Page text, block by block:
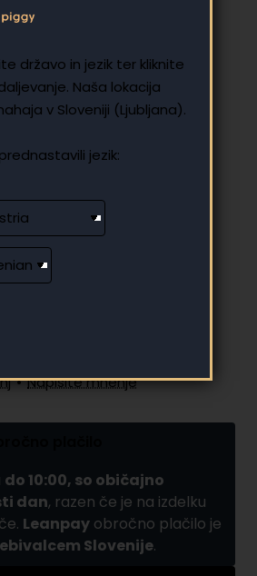
državo in jezik ter kliknite
Naša lokacija
v Sloveniji (Ljubljana).
jezik:
plačilo
obrok
do 10:00, so običajno
dan, razen če je na izdelku
Leanpay obročno plačilo je
Slovenije.
• Napišite mnenje